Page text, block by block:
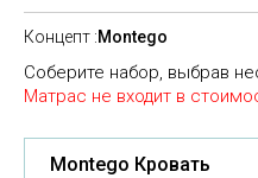
Концепт :Montego
Соберите набор, выбрав
Матрас не входит в
Montego Кровать